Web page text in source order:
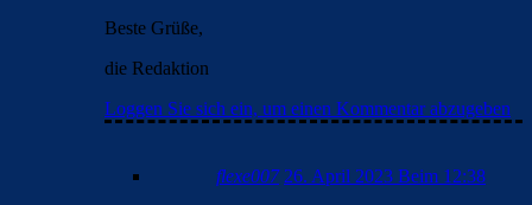
Beste Grüße,
die Redaktion
Loggen Sie sich ein, um einen Kommentar abzugeben
flexe007 26. April 2023 Beim 12:38